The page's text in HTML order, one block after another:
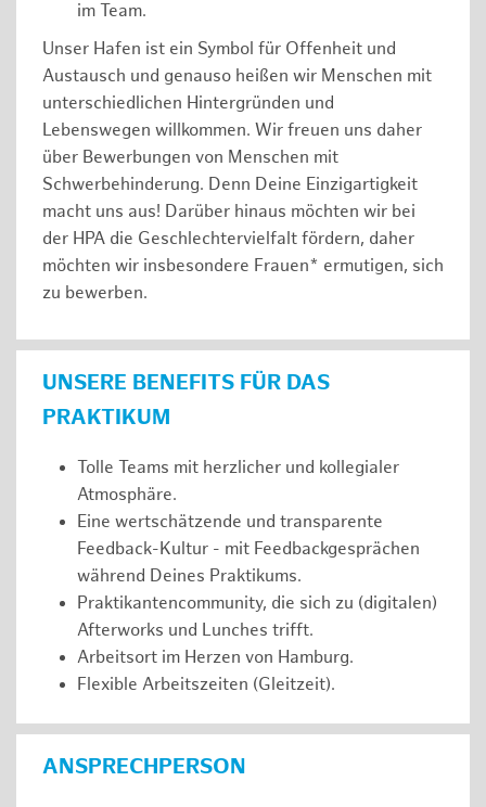
im Team.
Unser Hafen ist ein Symbol für Offenheit und
Austausch und genauso heißen wir Menschen mit
unterschiedlichen Hintergründen und
Lebenswegen willkommen. Wir freuen uns daher
über Bewerbungen von Menschen mit
Schwerbehinderung. Denn Deine Einzigartigkeit
macht uns aus! Darüber hinaus möchten wir bei
der HPA die Geschlechtervielfalt fördern, daher
möchten wir insbesondere Frauen* ermutigen, sich
zu bewerben.
UNSERE BENEFITS FÜR DAS
PRAKTIKUM
Tolle Teams mit herzlicher und kollegialer
Atmosphäre.
Eine wertschätzende und transparente
Feedback-Kultur - mit Feedbackgesprächen
während Deines Praktikums.
Praktikantencommunity, die sich zu (digitalen)
Afterworks und Lunches trifft.
Arbeitsort im Herzen von Hamburg.
Flexible Arbeitszeiten (Gleitzeit).
ANSPRECHPERSON